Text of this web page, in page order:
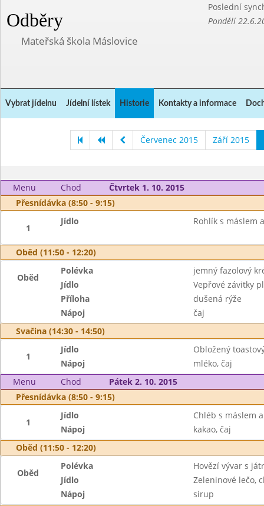
Odběry
Poslední
Pondělí
Mateřská škola Máslovice
Vybrat jídelnu Jídelní lístek Historie Kontakty a informace
Červenec 2015 Září 2015
Menu Chod
Čtvrtek 1. 10. 2015
Přesnídávka (8:50 - 9:15)
1
Jídlo Rohlík s máslem
Oběd (11:50 - 12:20)
Oběd
Polévka
jemný fazolový
Jídlo
Vepřové závitky
Příloha
dušená rýže
Nápoj
čaj
Svačina (14:30 - 14:50)
1
Jídlo
Obložený
Nápoj
mléko, čaj
Menu
Chod
Pátek 2. 10. 2015
Přesnídávka (8:50 - 9:15)
1
Jídlo
Chléb s máslem
Nápoj
kakao, čaj
Oběd (11:50 - 12:20)
Oběd
Polévka
Hovězí vývar s
Jídlo
Zeleninové lečo,
Nápoj
sirup